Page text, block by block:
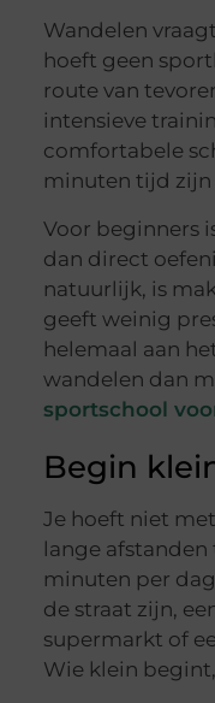
Wandelen
hoeft geen
route van
intensieve
comfortabele
minuten tijd zijn
Voor beginners
dan direct
natuurlijk, is
geeft weinig
helemaal aan
wandelen dan
sportschool
Begin
Je hoeft niet
lange
minuten per
de straat zijn,
supermarkt of
Wie klein